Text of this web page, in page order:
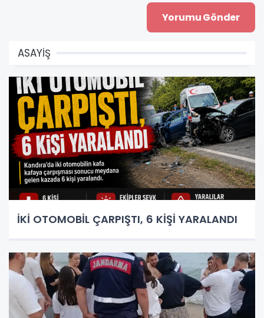
ASAYİŞ
İKİ OTOMOBİL ÇARPIŞTI, 6 KİŞİ YARALANDI